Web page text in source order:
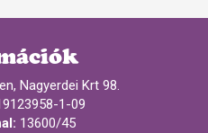
Nagyerdei Krt 98.
1-09
13600/45